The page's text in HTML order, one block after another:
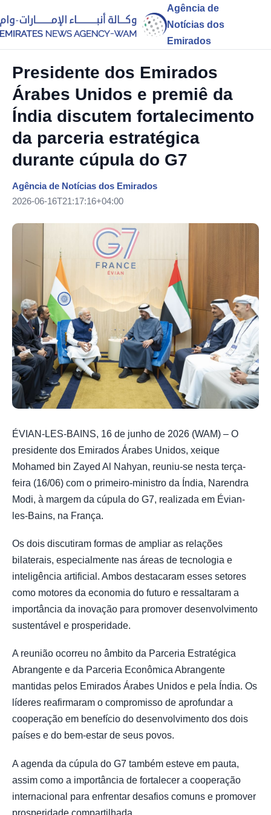
Agência de
Notícias dos
Emirados
Presidente dos Emirados
Árabes Unidos e premiê da
Índia discutem fortalecimento
da parceria estratégica
durante cúpula do G7
Agência de Notícias dos Emirados
2026-06-16T21:17:16+04:00
ÉVIAN-LES-BAINS, 16 de junho de 2026 (WAM) – O
presidente dos Emirados Árabes Unidos, xeique
Mohamed bin Zayed Al Nahyan, reuniu-se nesta terça-
feira (16/06) com o primeiro-ministro da Índia, Narendra
Modi, à margem da cúpula do G7, realizada em Évian-
les-Bains, na França.
Os dois discutiram formas de ampliar as relações
bilaterais, especialmente nas áreas de tecnologia e
inteligência artificial. Ambos destacaram esses setores
como motores da economia do futuro e ressaltaram a
importância da inovação para promover desenvolvimento
sustentável e prosperidade.
A reunião ocorreu no âmbito da Parceria Estratégica
Abrangente e da Parceria Econômica Abrangente
mantidas pelos Emirados Árabes Unidos e pela Índia. Os
líderes reafirmaram o compromisso de aprofundar a
cooperação em benefício do desenvolvimento dos dois
países e do bem-estar de seus povos.
A agenda da cúpula do G7 também esteve em pauta,
assim como a importância de fortalecer a cooperação
internacional para enfrentar desafios comuns e promover
prosperidade compartilhada.